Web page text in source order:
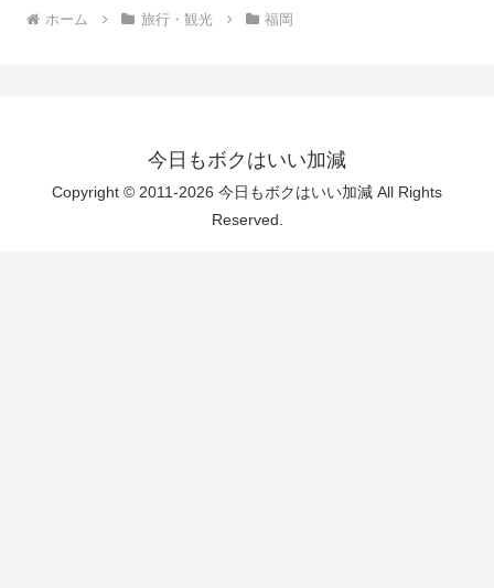
ホーム 旅行・観光 福岡
今日もボクはいい加減
Copyright © 2011-2026 今日もボクはいい加減 All Rights
Reserved.